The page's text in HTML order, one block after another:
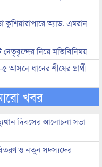
কুশিয়ারাপারে অ্যাড. এমরান
নেতৃবৃন্দের নিয়ে মতিবিনিময়
আসনে ধানের শীষের প্রার্থী
খবর
দিবসের আলোচনা সভা
ও নতুন সদস্যদের